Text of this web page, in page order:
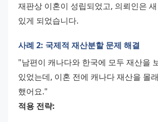
재판상 이혼이 성립되었고, 의뢰인은
있게 되었습니다.
사례 2: 국제적 재산분할 문제 해결
"남편이 캐나다와 한국에 모두 재산을
있었는데, 이혼 전에 캐나다 재산을 몰
했어요."
적용 전략: